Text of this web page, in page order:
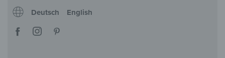
Deutsch English